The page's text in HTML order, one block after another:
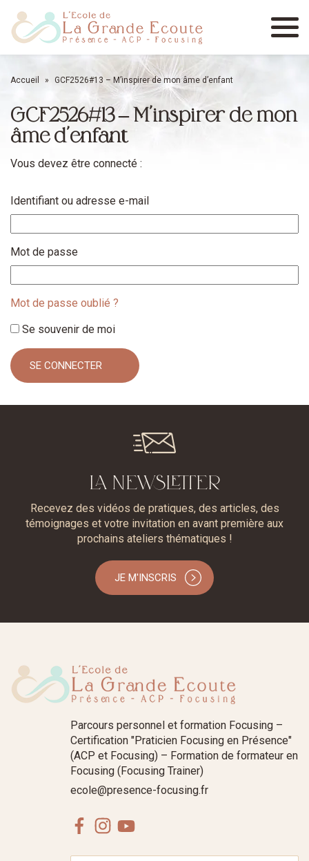
Menu
Accueil » GCF2526#13 – M’inspirer de mon âme d’enfant
GCF2526#13 – M’inspirer de mon
âme d’enfant
Vous devez être connecté :
Identifiant ou adresse e-mail
Mot de passe
Mot de passe oublié ?
Se souvenir de moi
LA NEWSLETTER
Recevez des vidéos de pratiques, des articles, des
témoignages et votre invitation en avant première aux
prochains ateliers thématiques !
JE M'INSCRIS
Parcours personnel et formation Focusing –
Certification "Praticien Focusing en Présence"
(ACP et Focusing) – Formation de formateur en
Focusing (Focusing Trainer)
ecole@presence-focusing.fr
FacebookInstagram